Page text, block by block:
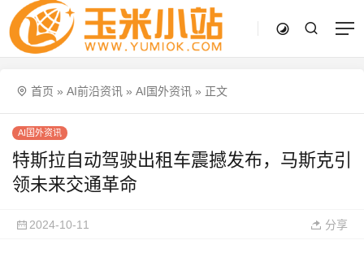
首页 » AI前沿资讯 » AI国外资讯 » 正文
AI国外资讯
特斯拉自动驾驶出租车震撼发布，马斯克引
领未来交通革命
2024-10-11 分享